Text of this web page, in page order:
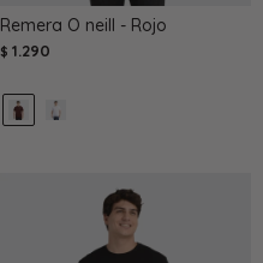
Remera O neill - Rojo
$ 1.290